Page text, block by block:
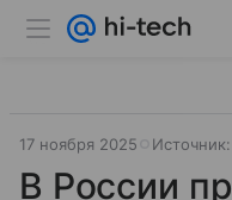
17 ноября 2025 Источник:
В России